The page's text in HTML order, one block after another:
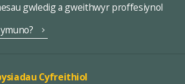
gwledig a gweithwyr proffesiynol
Cyfreithiol